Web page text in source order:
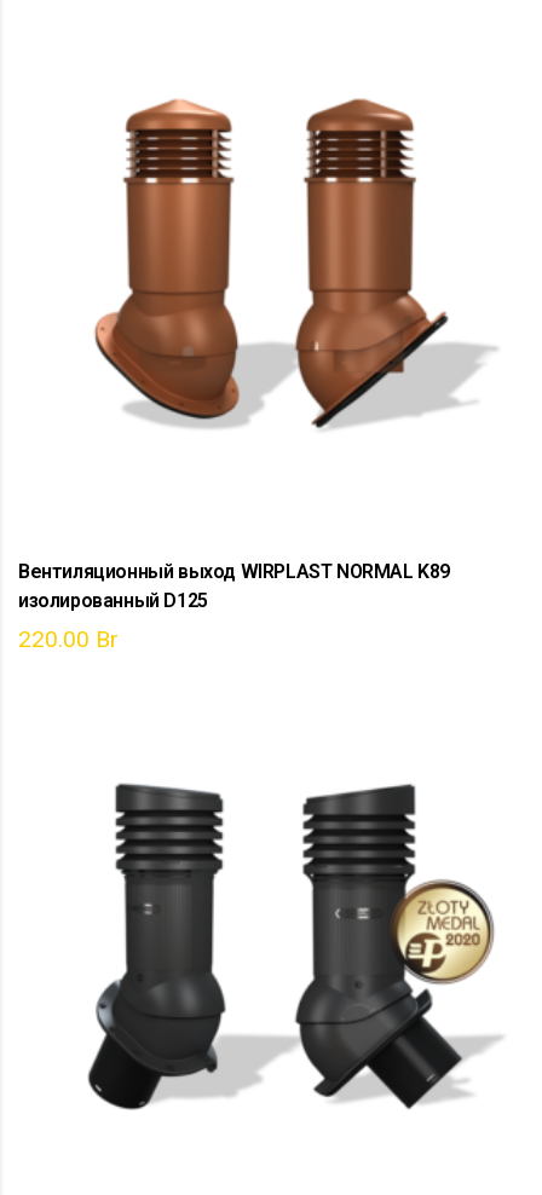
Вентиляционный выход WIRPLAST NORMAL K89
изолированный D125
220.00 Br